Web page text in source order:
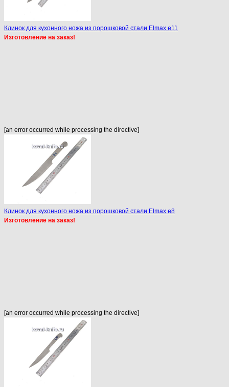
Клинок для кухонного ножа из порошковой стали Elmax e11
Изготовление на заказ!
[an error occurred while processing the directive]
Клинок для кухонного ножа из порошковой стали Elmax e8
Изготовление на заказ!
[an error occurred while processing the directive]